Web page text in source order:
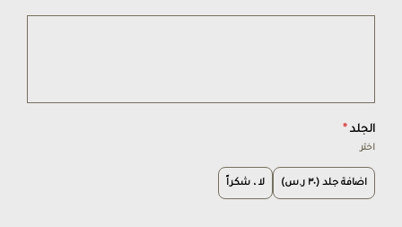
الجلد*
اختر
اضافة جلد (٣٠ ر.س) لا ، شكراً